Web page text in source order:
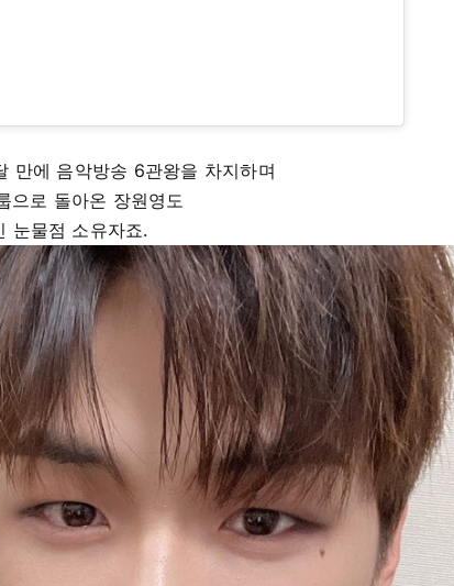
만에 음악방송 6관왕을 차지하며
으로 돌아온 장원영도
눈물점 소유자죠.